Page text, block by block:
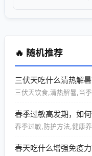
🔥 随机推荐
三伏天吃什么清热解
三伏天饮食,清热解暑,当
春季过敏高发期，如
春季过敏,防护方法,健康
春天吃什么增强免疫